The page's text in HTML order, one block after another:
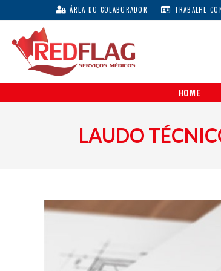
ÁREA DO COLABORADOR TRABALHE
HOME
LAUDO